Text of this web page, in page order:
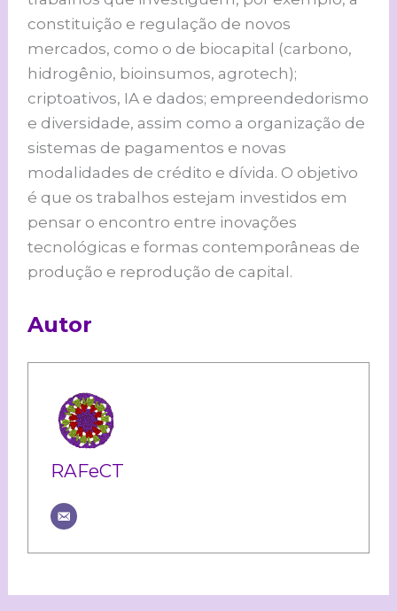
constituição e regulação de novos
mercados, como o de biocapital (carbono,
hidrogênio, bioinsumos, agrotech);
criptoativos, IA e dados; empreendedorismo
e diversidade, assim como a organização de
sistemas de pagamentos e novas
modalidades de crédito e dívida. O objetivo
é que os trabalhos estejam investidos em
pensar o encontro entre inovações
tecnológicas e formas contemporâneas de
produção e reprodução de capital.
Autor
RAFeCT